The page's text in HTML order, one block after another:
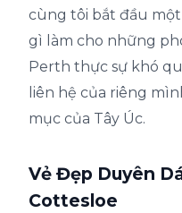
cùng tôi bắt đầu
gì làm cho những
Perth thực sự khó
liên hệ của riêng
mục của Tây Úc.
Vẻ Đẹp Duyên
Cottesloe